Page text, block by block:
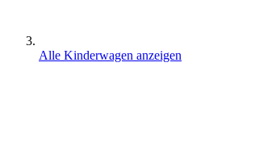
Alle Kinderwagen anzeigen